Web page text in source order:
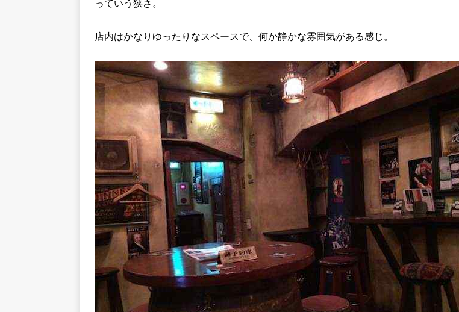
っていう狭さ。
店内はかなりゆったりなスペースで、何か静かな雰囲気がある感じ。